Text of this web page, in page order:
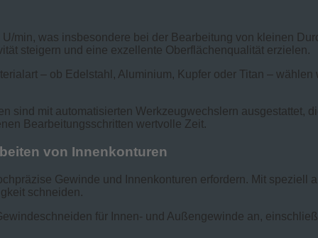
min, was insbesondere bei der Bearbeitung von kleinen
steigern und eine exzellente Oberflächenqualität erzielen.
– ob Edelstahl, Aluminium, Kupfer oder Titan –
sind mit automatisierten Werkzeugwechslern ausgestattet,
Bearbeitungsschritten wertvolle Zeit.
von Innenkonturen
Gewinde und Innenkonturen erfordern. Mit speziell
schneiden.
für Innen- und Außengewinde an,